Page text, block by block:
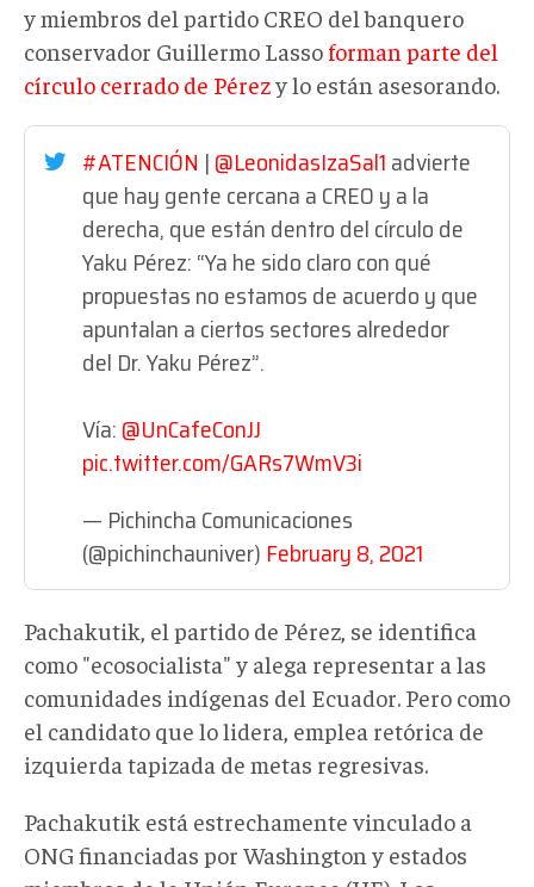
y miembros del partido CREO del banquero
conservador Guillermo Lasso forman parte del
círculo cerrado de Pérezy lo están asesorando.
#ATENCIÓN |@LeonidasIzaSal1advierte
que hay gente cercana a CREO y a la
derecha, que están dentro del círculo de
Yaku Pérez: “Ya he sido claro con qué
propuestas no estamos de acuerdo y que
apuntalan a ciertos sectores alrededor
del Dr. Yaku Pérez”.
Vía:@UnCafeConJJ
pic.twitter.com/GARs7WmV3i
— Pichincha Comunicaciones
(@pichinchauniver) February 8, 2021
Pachakutik, el partido de Pérez, se identifica
como "ecosocialista" y alega representar a las
comunidades indígenas del Ecuador. Pero como
el candidato que lo lidera, emplea retórica de
izquierda tapizada de metas regresivas.
Pachakutik está estrechamente vinculado a
ONG financiadas por Washington y estados